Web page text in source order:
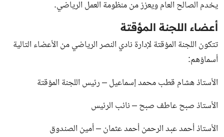
يخدم الصالح العام ويعزز من منظومة العمل الرياضي.
أعضاء اللجنة المؤقتة
تتكون اللجنة المؤقتة لإدارة نادي النصر الرياضي من الأعضاء التالية
أسماؤهم:
الأستاذ هشام قطب محمد إسماعيل – رئيس اللجنة المؤقتة
الأستاذ صبح عاطف صبح – نائب الرئيس
الأستاذ أحمد عبد الرحمن أحمد عثمان – أمين الصندوق